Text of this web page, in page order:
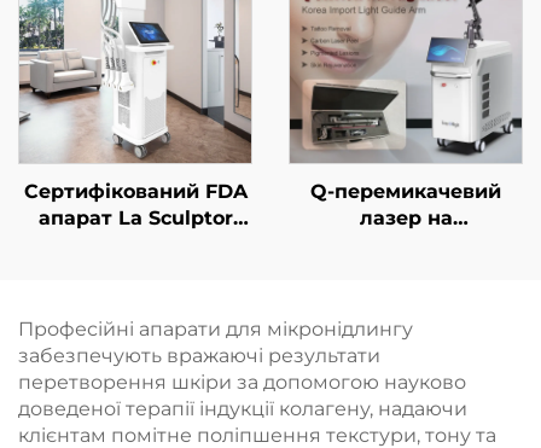
корекції тіла
та потужністю 600 Вт,
1200 Вт, 1800 Вт, 3000
Вт; діодний лазер з
довжинами хвиль 755
нм, 808 нм, 940 нм,
1064 нм
Сертифікований FDA
апарат La Sculptor
допомогою діодного
лазера 1060 нм,
призначений для
контурної корекції та
схуднення
Q-перемикачевий
лазер на
Професійні апарати для мікронідлингу
забезпечують вражаючі результати
перетворення шкіри за допомогою науково
доведеної терапії індукції колагену, надаючи
клієнтам помітне поліпшення текстури, тону та